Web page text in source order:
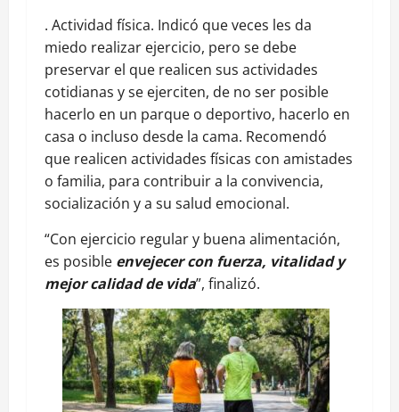
. Actividad física. Indicó que veces les da
miedo realizar ejercicio, pero se debe
preservar el que realicen sus actividades
cotidianas y se ejerciten, de no ser posible
hacerlo en un parque o deportivo, hacerlo en
casa o incluso desde la cama. Recomendó
que realicen actividades físicas con amistades
o familia, para contribuir a la convivencia,
socialización y a su salud emocional.
“Con ejercicio regular y buena alimentación,
es posible envejecer con fuerza, vitalidad y
mejor calidad de vida”, finalizó.